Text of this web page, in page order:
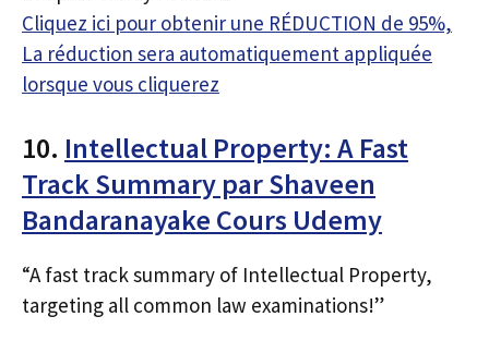
Cliquez ici pour obtenir une RÉDUCTION de 95%,
La réduction sera automatiquement appliquée
lorsque vous cliquerez
10. Intellectual Property: A Fast
Track Summary par Shaveen
Bandaranayake Cours Udemy
“A fast track summary of Intellectual Property,
targeting all common law examinations!”